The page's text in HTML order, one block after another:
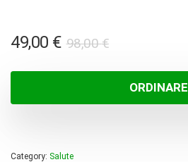
98,00€Il
originale
era:
49,00 €
Il
attuale
è:
ORDINARE
Category: Salute